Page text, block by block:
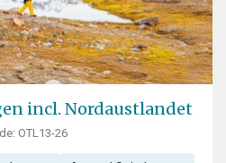
incl. Nordaustlandet
OTL13-26